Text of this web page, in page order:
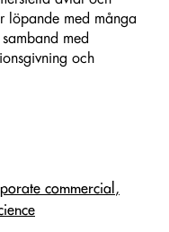
löpande med många
med
och
commercial